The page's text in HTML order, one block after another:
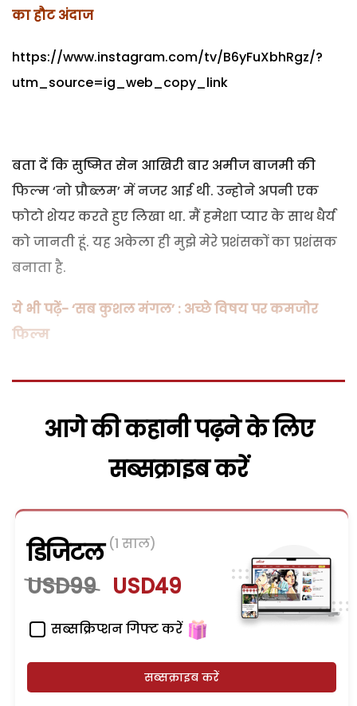
का हौट अंदाज
https://www.instagram.com/tv/B6yFuXbhRgz/?
utm_source=ig_web_copy_link
बता दें कि सुष्मित सेन आखिरी बार अमीज बाजमी की
फिल्म ‘नो प्रौब्लम’ में नजर आई थी. उन्होने अपनी एक
फोटो शेयर करते हुए लिखा था. मैं हमेशा प्यार के साथ धैर्य
को जानती हूं. यह अकेला ही मुझे मेरे प्रशंसकों का प्रशंसक
बनाता है.
ये भी पढ़ें- ‘सब कुशल मंगल’ : अच्छे विषय पर कमजोर
फिल्म
आगे की कहानी पढ़ने के लिए
सब्सक्राइब करें
डिजिटल (1 साल)
USD99 USD49
सब्सक्रिप्शन गिफ्ट करें
सब्सक्राइब करें